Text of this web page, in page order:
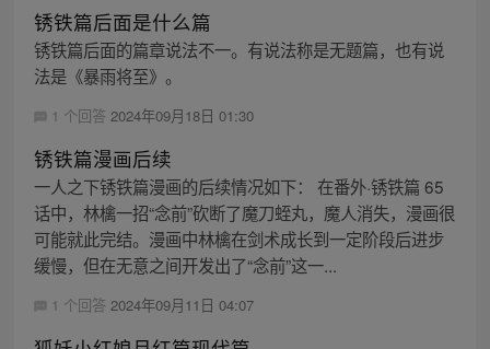
锈铁篇后面是什么篇
锈铁篇后面的篇章说法不一。有说法称是无题篇，也有说
法是《暴雨将至》。
1 个回答 2024年09月18日 01:30
锈铁篇漫画后续
一人之下锈铁篇漫画的后续情况如下： 在番外·锈铁篇 65
话中，林檎一招“念前”砍断了魔刀蛭丸，魔人消失，漫画很
可能就此完结。漫画中林檎在剑术成长到一定阶段后进步
缓慢，但在无意之间开发出了“念前”这一...
1 个回答 2024年09月11日 04:07